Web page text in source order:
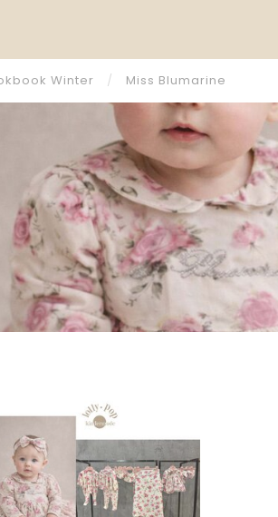
Winter / Miss Blumarine